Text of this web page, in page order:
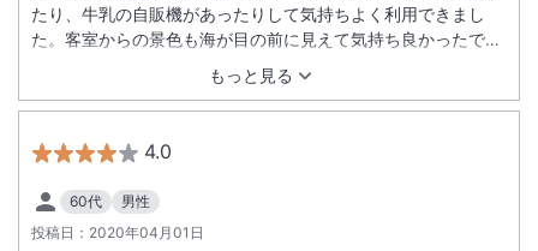
もっと見る
たり、牛乳の自販機があったりして気持ちよく利用できまし
た。客室からの景色も海が目の前に見えて気持ち良かったで
す。朝食は料理等の種類は多くはありませんでしたが、欲しい
ものはそろっていました。またＩＨＧリワーズクラブ会員だっ
たことからマンゴージュースを頂けて、とてもうれしかったで
す。カフェが営業していなかったのが残念でした。ぜひ今度は
海のレジャーで訪れたいです。
4.0
60代
男性
投稿日： 2020年04月01日